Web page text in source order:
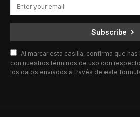
Subscribe
Al marcar esta casilla, confirma que
con nuestros términos de uso con
los datos enviados a través de este